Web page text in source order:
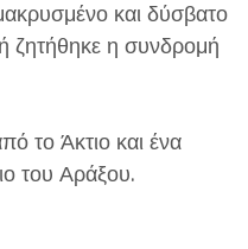
και δύσβατο
ζητήθηκε η συνδρομή
το Άκτιο και ένα
του Αράξου.